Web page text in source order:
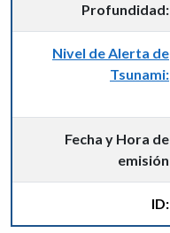
Profundidad:
Nivel de Alerta de
Tsunami:
Fecha y Hora de
emisión
ID: